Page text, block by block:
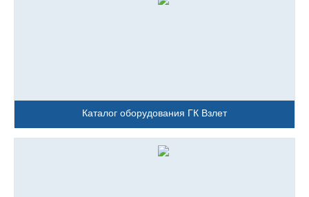
Каталог оборудования ГК Взлет